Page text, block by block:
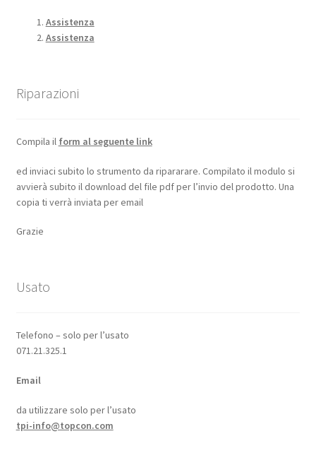
Assistenza
Assistenza
Riparazioni
Compila il form al seguente link
ed inviaci subito lo strumento da ripararare. Compilato il modulo si
avvierà subito il download del file pdf per l’invio del prodotto. Una
copia ti verrà inviata per email
Grazie
Usato
Telefono – solo per l’usato
071.21.325.1
Email
da utilizzare solo per l’usato
tpi-info@topcon.com